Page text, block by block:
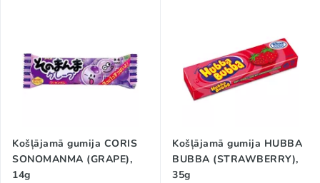
Košļājamā gumija CORIS
SONOMANMA (GRAPE),
14g
Košļājamā gumija HUBBA
BUBBA (STRAWBERRY),
35g